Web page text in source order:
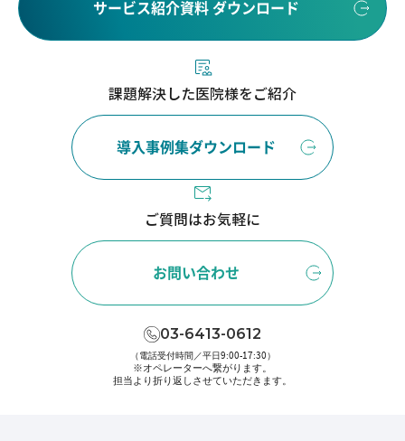
サービス紹介資料 ダウンロード
課題解決した医院様をご紹介
導入事例集ダウンロード
ご質問はお気軽に
お問い合わせ
03-6413-0612
（電話受付時間／平日9:00-17:30）
※オペレーターへ繋がります。
担当より折り返しさせていただきます。